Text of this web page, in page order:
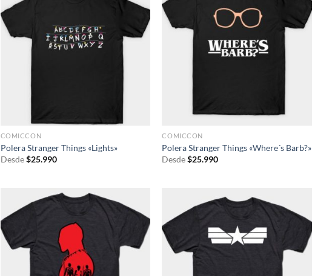
COMICCON
Polera Stranger Things «Lights»
Desde$25.990
COMICCON
Polera Stranger Things «Where´s Barb?»
Desde $25.990